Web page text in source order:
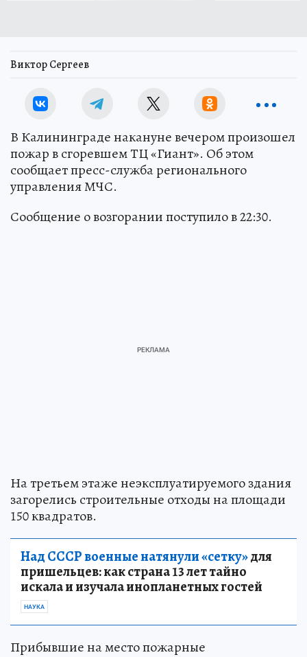
Виктор Сергеев
В Калининграде накануне вечером произошел
пожар в сгоревшем ТЦ «Гиант». Об этом
сообщает пресс-служба регионального
управления МЧС.
Сообщение о возгорании поступило в 22:30.
На третьем этаже неэксплуатируемого здания
загорелись строительные отходы на площади
150 квадратов.
Над СССР военные натянули «сетку»для
пришельцев: как страна 13 лет тайно
искала и изучала инопланетных гостей
НАУКА
Прибывшие на место пожарные